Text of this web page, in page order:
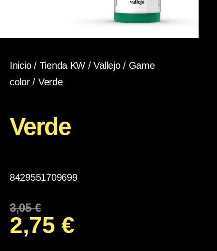
Inicio/ Tienda KW /Vallejo/ Game
color/ Verde
Verde
8429551709699
3,05€
2,75 €